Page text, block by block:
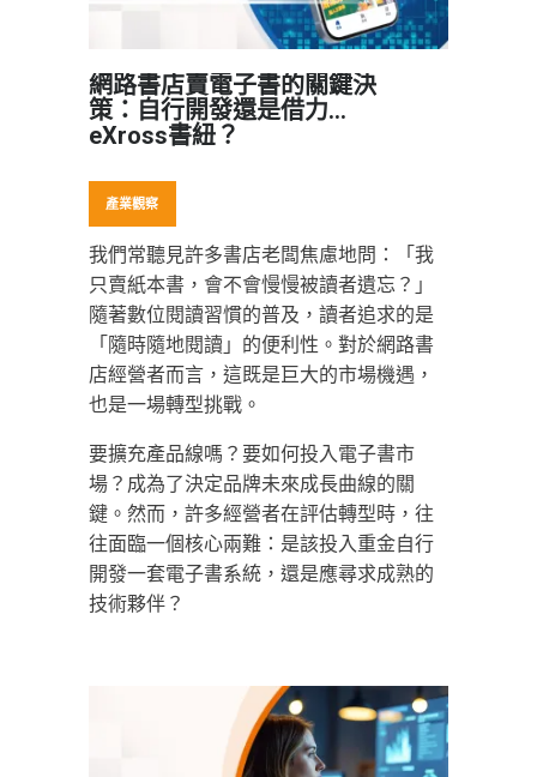
網路書店賣電子書的關鍵決
策：自行開發還是借力
eXross書紐？
產業觀察
我們常聽見許多書店老闆焦慮地問：「我
只賣紙本書，會不會慢慢被讀者遺忘？」
隨著數位閱讀習慣的普及，讀者追求的是
「隨時隨地閱讀」的便利性。對於網路書
店經營者而言，這既是巨大的市場機遇，
也是一場轉型挑戰。
要擴充產品線嗎？要如何投入電子書市
場？成為了決定品牌未來成長曲線的關
鍵。然而，許多經營者在評估轉型時，往
往面臨一個核心兩難：是該投入重金自行
開發一套電子書系統，還是應尋求成熟的
技術夥伴？